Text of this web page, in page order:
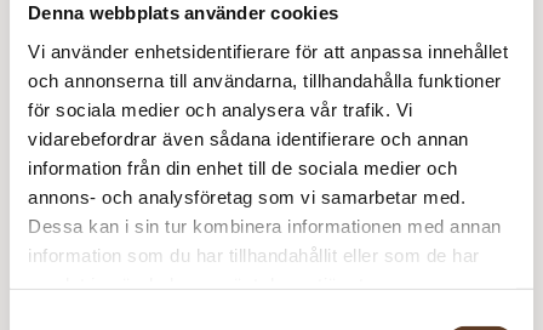
Denna webbplats använder cookies
Vi använder enhetsidentifierare för att anpassa innehållet
och annonserna till användarna, tillhandahålla funktioner
för sociala medier och analysera vår trafik. Vi
vidarebefordrar även sådana identifierare och annan
information från din enhet till de sociala medier och
annons- och analysföretag som vi samarbetar med.
Dessa kan i sin tur kombinera informationen med annan
information som du har tillhandahållit eller som de har
Rundstickor: 4.00 mm (40 + 60 + 80-100cm)
Strumpstickor: 4.00 mm
Masktäthet: 20 m = 10 cm
På bild stickad i Isager Silk Mohair 57 Äppelgrön.
Syns även stickad i Cardiff Brushlight 102 Silver